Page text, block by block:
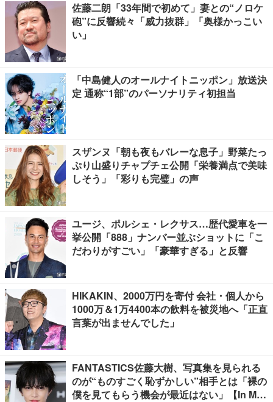
佐藤二朗「33年間で初めて」妻との“ノロケ
砲”に反響続々「威力抜群」「奥様かっこい
い」
「中島健人のオールナイトニッポン」放送決
定 通称“1部”のパーソナリティ初担当
スザンヌ「朝も夜もバレーな息子」野菜たっ
ぷり山盛りチャプチェ公開「栄養満点で美味
しそう」「彩りも完璧」の声
ユージ、ポルシェ・レクサス…歴代愛車を一
挙公開「888」ナンバー並ぶショットに「こ
だわりがすごい」「豪華すぎる」と反響
HIKAKIN、2000万円を寄付 会社・個人から
1000万＆1万4400本の飲料を被災地へ「正直
言葉が出ませんでした」
FANTASTICS佐藤大樹、写真集を見られる
のが“ものすごく恥ずかしい”相手とは「裸の
僕を見てもらう機会が最近はない」【In Moti